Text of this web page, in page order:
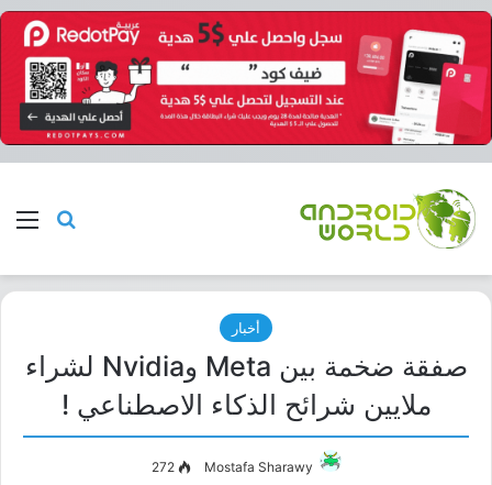
بحث
أخبار
صفقة ضخمة بين Meta وNvidia لشراء
ملايين شرائح الذكاء الاصطناعي !
Mostafa Sharawy
272